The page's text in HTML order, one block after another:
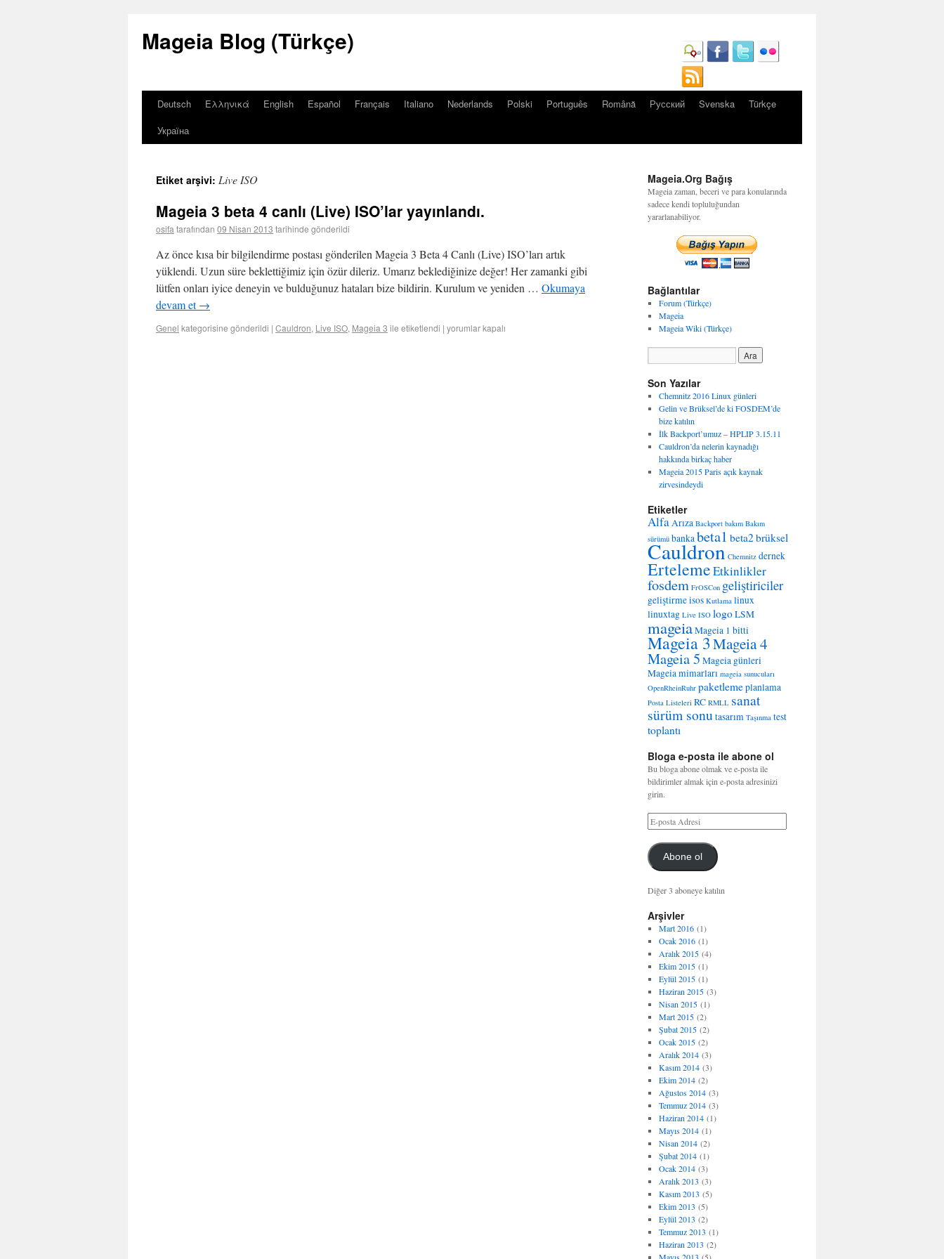
Mageia Blog (Türkçe)
Deutsch Ελληνικά English Español Français Italiano Nederlands Polski Português Română Русский Svenska
Türkçe
Україна
Etiket arşivi: Live ISO
Mageia 3 beta 4 canlı (Live) ISO’lar yayınlandı.
osifa tarafından 09 Nisan 2013 tarihinde gönderildi
Az önce kısa bir bilgilendirme postası gönderilen Mageia 3 Beta 4 Canlı (Live) ISO’ları artık
yüklendi. Uzun süre beklettiğimiz için özür dileriz. Umarız beklediğinize değer! Her zamanki gibi
lütfen onları iyice deneyin ve bulduğunuz hataları bize bildirin. Kurulum ve yeniden … Okumaya
devam et→
Genel kategorisine gönderildi | Cauldron, Live ISO, Mageia 3 ile etiketlendi | yorumlar kapalı
Mageia.Org Bağış
Mageia zaman, beceri ve para konularında
sadece kendi topluluğundan
yararlanabiliyor.
Bağlantılar
Forum (Türkçe)
Mageia
Mageia Wiki (Türkçe)
Son Yazılar
Chemnitz 2016 Linux günleri
Gelin ve Brüksel’de ki FOSDEM’de
bize katılın
İlk Backport’umuz – HPLIP 3.15.11
Cauldron’da nelerin kaynadığı
hakkında birkaç haber
Mageia 2015 Paris açık kaynak
zirvesindeydi
Etiketler
AlfaArıza Backport bakım Bakım
sürümü bankabeta1 beta2brüksel
Cauldron Chemnitz dernek
ErtelemeEtkinlikler
fosdem FrOSCon geliştiriciler
geliştirmeisos Kutlama linux
linuxtag Live ISO logoLSM
mageiaMageia 1 bitti
Mageia 3Mageia 4
Mageia 5 Mageia günleri
Mageia mimarları mageia sunucuları
OpenRheinRuhr paketlemeplanlama
Posta Listeleri RC RMLL sanat
sürüm sonutasarım Taşınma test
toplantı
Bloga e-posta ile abone ol
Bu bloga abone olmak ve e-posta ile
bildirimler almak için e-posta adresinizi
girin.
Abone ol
Diğer 3 aboneye katılın
Arşivler
Mart 2016(1)
Ocak 2016(1)
Aralık 2015(4)
Ekim 2015(1)
Eylül 2015(1)
Haziran 2015(3)
Nisan 2015(1)
Mart 2015(2)
Şubat 2015(2)
Ocak 2015(2)
Aralık 2014(3)
Kasım 2014(3)
Ekim 2014(2)
Ağustos 2014(3)
Temmuz 2014(3)
Haziran 2014(1)
Mayıs 2014(1)
Nisan 2014(2)
Şubat 2014(1)
Ocak 2014(3)
Aralık 2013 (3)
Kasım 2013 (5)
Ekim 2013 (5)
Eylül 2013 (2)
Temmuz 2013 (1)
Haziran 2013 (2)